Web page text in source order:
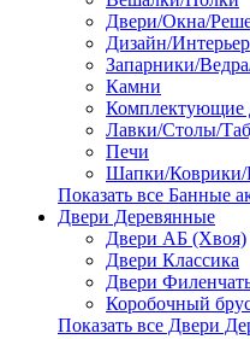
Двери/Окна/
Дизайн/Интерьер
Запарники/
Камни
Комплектующие
Лавки/Столы/
Печи
Шапки/Коврики/
Показать все Банные
Двери Деревянные
Двери АБ (Хвоя)
Двери Классика
Двери
Коробочный
Показать все Двери